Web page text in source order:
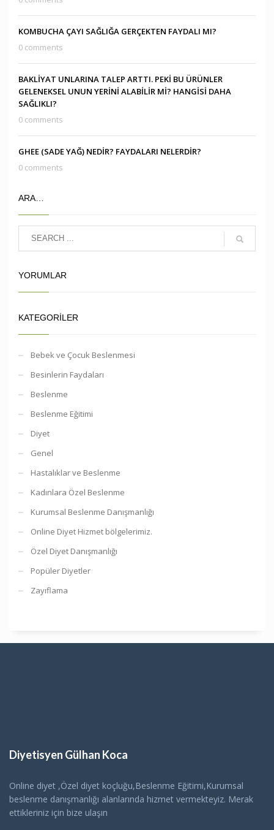
KOMBUCHA ÇAYI SAĞLIĞA GERÇEKTEN FAYDALI MI?
0 comments
BAKLİYAT UNLARINA TALEP ARTTI. PEKİ BU ÜRÜNLER
GELENEKSEL UNUN YERİNİ ALABİLİR Mİ? HANGİSİ DAHA
SAĞLIKLI?
0 comments
GHEE (SADE YAĞ) NEDİR? FAYDALARI NELERDİR?
0 comments
ARA…
YORUMLAR
KATEGORILER
Bebek ve Çocuk Beslenmesi
Besinlerin Faydaları
Beslenme
Beslenme Eğitimi
Diyet
Genel
Hastalıklar ve Beslenme
Kadınlara Özel Beslenme
Kurumsal Beslenme Danışmanlığı
Online Diyet Hizmet bölgelerimiz.
Özel Diyet Danışmanlığı
Popüler Diyetler
Zayıflama
Diyetisyen Gülhan Koca
Online diyet ,Özel diyet koçluğu,Beslenme Eğitimi,Kurumsal
beslenme danışmanlığı alanlarında hizmet vermekteyiz. Merak
ettikleriniz için bize ulaşın